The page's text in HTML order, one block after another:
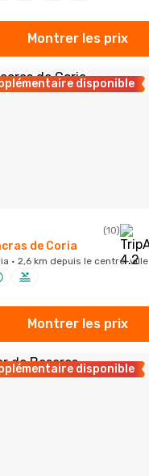
Montrer les prix
disponible
(10)
de Coria
· 2,6 km depuis le centre-ville
Montrer les prix
disponible